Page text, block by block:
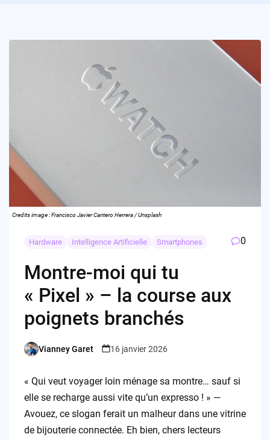
Credits image : Francisco Javier Cantero Herrera / Unsplash
Hardware Intelligence Artificielle Smartphones 0
Montre-moi qui tu
« Pixel » – la course aux
poignets branchés
Posted
Vianney Garet 16 janvier 2026
« Qui veut voyager loin ménage sa montre… sauf si
elle se recharge aussi vite qu’un expresso ! » —
Avouez, ce slogan ferait un malheur dans une vitrine
de bijouterie connectée. Eh bien, chers lecteurs